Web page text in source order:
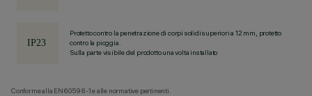
Protetto contro la penetrazione di corpi solidi superiori a 12 mm, protetto
contro la pioggia.
Sulla parte visibile del prodotto una volta installato
Conforme alla EN60598-1 e alle normative pertinenti.